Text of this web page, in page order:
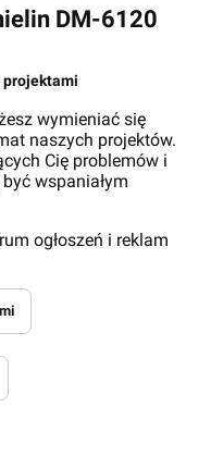
DM-6120
projektami
wymieniać się
naszych projektów.
Cię problemów i
wspaniałym
ogłoszeń i reklam